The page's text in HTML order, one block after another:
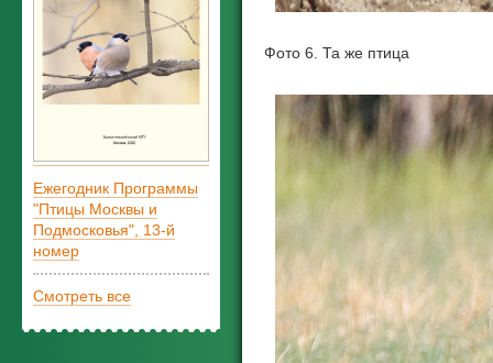
Ежегодник Программы
"Птицы Москвы и
Подмосковья", 13-й
номер
Смотреть все
Фото 6. Та же птица